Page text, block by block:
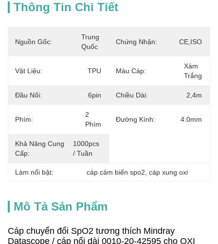
Thông Tin Chi Tiết
Nguồn Gốc:
Trung
Quốc
Chứng Nhận: CE,ISO
Vật Liệu: TPU Màu Cáp:
Xám
Trắng
Đầu Nối: 6pin Chiều Dài: 2,4m
Phím:
2
Phím
Đường Kính: 4.0mm
Khả Năng Cung
Cấp:
1000pcs
/ Tuần
Làm nổi bật: cáp cảm biến spo2 , cáp xung oxi
Mô Tả Sản Phẩm
Cáp chuyển đổi SpO2 tương thích Mindray
Datascope / cáp nối dài 0010-20-42595 cho OXI